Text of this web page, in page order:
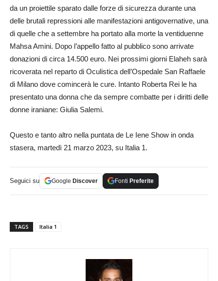
da un proiettile sparato dalle forze di sicurezza durante una
delle brutali repressioni alle manifestazioni antigovernative, una
di quelle che a settembre ha portato alla morte la ventiduenne
Mahsa Amini. Dopo l’appello fatto al pubblico sono arrivate
donazioni di circa 14.500 euro. Nei prossimi giorni Elaheh sarà
ricoverata nel reparto di Oculistica dell’Ospedale San Raffaele
di Milano dove comincerà le cure. Intanto Roberta Rei le ha
presentato una donna che da sempre combatte per i diritti delle
donne iraniane: Giulia Salemi.
Questo e tanto altro nella puntata de Le Iene Show in onda
stasera, martedì 21 marzo 2023, su Italia 1.
Seguici su Google Discover Fonti Preferite
TAGS Italia 1